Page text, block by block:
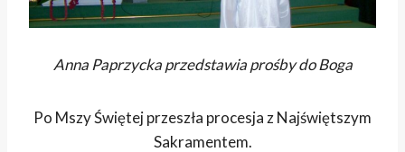
Anna Paprzycka przedstawia prośby do Boga
Po Mszy Świętej przeszła procesja z Najświętszym
Sakramentem.